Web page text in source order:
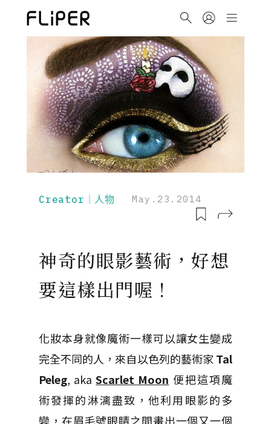
Creator｜人物 May.23.2014
神奇的眼影藝術，好想
要這樣出門喔！
化妝本身就像魔術一樣可以讓女生變成
完全不同的人，來自以色列的藝術家 Tal
Peleg, akaScarlet Moon 便把這項魔
術發揮的淋漓盡致，他利用眼影的多
變，在眉毛號眼睛之間畫出一個又一個